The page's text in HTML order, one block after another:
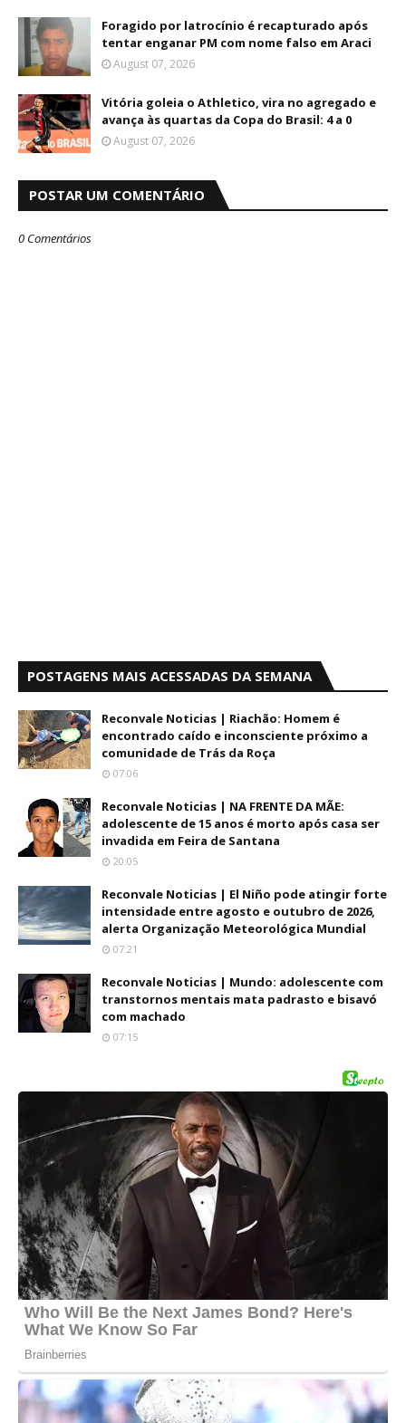
Foragido por latrocínio é recapturado após
tentar enganar PM com nome falso em Araci
August 07, 2026
Vitória goleia o Athletico, vira no agregado e
avança às quartas da Copa do Brasil: 4 a 0
August 07, 2026
POSTAR UM COMENTÁRIO
0 Comentários
POSTAGENS MAIS ACESSADAS DA SEMANA
Reconvale Noticias | Riachão: Homem é
encontrado caído e inconsciente próximo a
comunidade de Trás da Roça
07:06
Reconvale Noticias | NA FRENTE DA MÃE:
adolescente de 15 anos é morto após casa ser
invadida em Feira de Santana
20:05
Reconvale Noticias | El Niño pode atingir forte
intensidade entre agosto e outubro de 2026,
alerta Organização Meteorológica Mundial
07:21
Reconvale Noticias | Mundo: adolescente com
transtornos mentais mata padrasto e bisavó
com machado
07:15